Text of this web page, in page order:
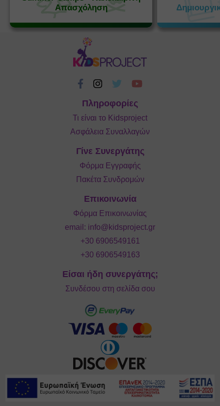
Απασχόληση
Πληροφορίες
Τι είναι το Kidsproject
Ασφάλεια Συναλλαγών
Γίνε Συνεργάτης
Φόρμα Εγγραφής
Πακέτα Συνδρομών
Επικοινωνία
Φόρμα Επικοινωνίας
email: info@kidsproject.gr
+30 6906549161
+30 6906549163
Είσαι ήδη συνεργάτης;
Συνδέσου στη σελίδα σου